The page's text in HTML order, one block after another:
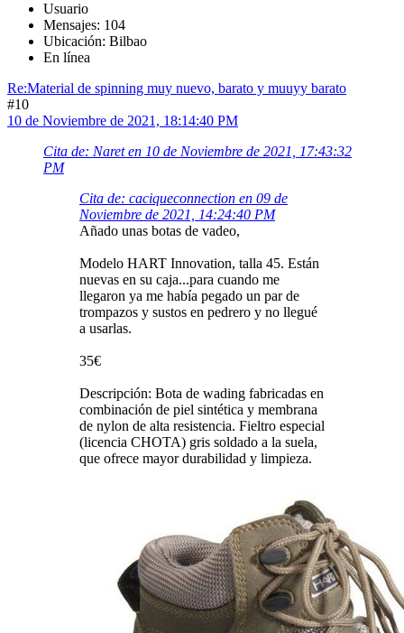
Usuario
Mensajes: 104
Ubicación: Bilbao
En línea
Re:Material de spinning muy nuevo, barato y muuyy barato
#10
10 de Noviembre de 2021, 18:14:40 PM
Cita de: Naret en 10 de Noviembre de 2021, 17:43:32
PM
Cita de: caciqueconnection en 09 de
Noviembre de 2021, 14:24:40 PM
Añado unas botas de vadeo,
Modelo HART Innovation, talla 45. Están
nuevas en su caja...para cuando me
llegaron ya me había pegado un par de
trompazos y sustos en pedrero y no llegué
a usarlas.
35€
Descripción: Bota de wading fabricadas en
combinación de piel sintética y membrana
de nylon de alta resistencia. Fieltro especial
(licencia CHOTA) gris soldado a la suela,
que ofrece mayor durabilidad y limpieza.